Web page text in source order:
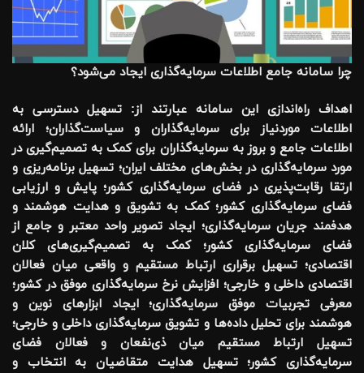
چرا سامانه جامع اطلاعات سرمایه‌گذاری ایجاد می‌شود؟
اهداف راه‌اندازی این سامانه عبارتند از: تسهیل دسترسی به
اطلاعات موردنیاز برای سرمایه‌گذاران و سیاست‌گذاران؛ ارائه
اطلاعات جامع و بروز به سرمایه‌گذاران برای کمک به تصمیم‌گیری در
مورد سرمایه‌گذاری در بخش‌های مختلف ایران؛ تسهیل برنامه‌ریزی و
ارتقا رقابت‌پذیری در فضای سرمایه‌گذاری کشور؛ پایش و ارزیابی
فضای سرمایه‌گذاری کشور؛ کمک به تشویق و هدایت هوشمند و
هدفمند جریان سرمایه‌گذاری؛ ایجاد تصویر واحد معتبر و جامع از
فضای سرمایه‌گذاری کشور؛ کمک به تصمیم‌گیری‌های کلان
اقتصادی؛ تسهیل برقراری ارتباط مستقیم و واقعی میان فعالان
اقتصادی داخلی و خارجی؛ افزایش نرخ سرمایه‌گذاری موفق در کشور؛
معرفی تجربیات موفق سرمایه‌گذاری؛ ایجاد ابزارهای نوین و
هوشمند برای تحلیل داده‌ها و تشویق سرمایه‌گذاری داخلی و خارجی؛
تسهیل ارتباط مستقیم میان ذی‌نفعان و فعالان فضای
سرمایه‌گذاری کشور؛ تسهیل هدایت متقاضیان به انتخاب و